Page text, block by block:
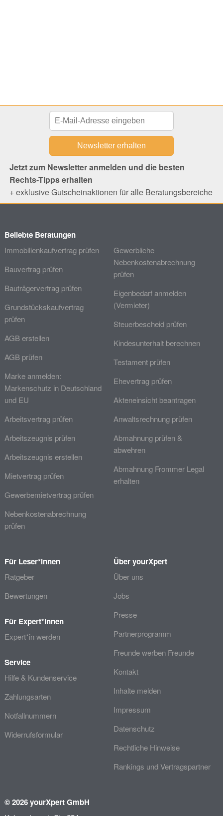
Jetzt zum Newsletter anmelden und die besten
Rechts-Tipps erhalten
+ exklusive Gutscheinaktionen für alle Beratungsbereiche
Beliebte Beratungen
Immobilienkaufvertrag prüfen
Bauvertrag prüfen
Bauträgervertrag prüfen
Grundstückskaufvertrag
prüfen
AGB erstellen
AGB prüfen
Marke anmelden:
Markenschutz in Deutschland
und EU
Arbeitsvertrag prüfen
Arbeitszeugnis prüfen
Arbeitszeugnis erstellen
Mietvertrag prüfen
Gewerbemietvertrag prüfen
Nebenkostenabrechnung
prüfen
Gewerbliche
Nebenkostenabrechnung
prüfen
Eigenbedarf anmelden
(Vermieter)
Steuerbescheid prüfen
Kindesunterhalt berechnen
Testament prüfen
Ehevertrag prüfen
Akteneinsicht beantragen
Anwaltsrechnung prüfen
Abmahnung prüfen &
abwehren
Abmahnung Frommer Legal
erhalten
Für Leser*innen
Ratgeber
Bewertungen
Für Expert*innen
Expert*in werden
Service
Hilfe & Kundenservice
Zahlungsarten
Notfallnummern
Widerrufsformular
Über yourXpert
Über uns
Jobs
Presse
Partnerprogramm
Freunde werben Freunde
Kontakt
Inhalte melden
Impressum
Datenschutz
Rechtliche Hinweise
Rankings und Vertragspartner
© 2026 yourXpert GmbH